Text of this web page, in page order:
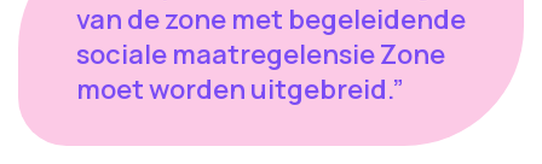
van de zone met begeleidende
sociale maatregelensie Zone
moet worden uitgebreid.”